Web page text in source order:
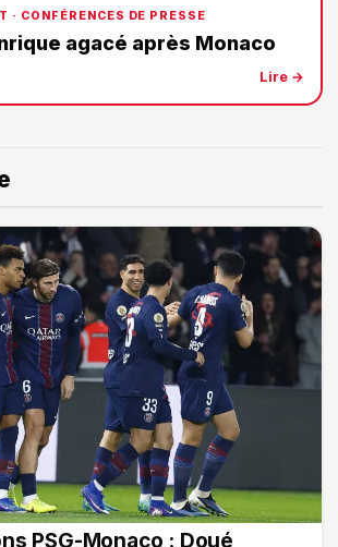
· CONFÉRENCES DE PRESSE
agacé après Monaco
Lire →
PSG-Monaco : Doué